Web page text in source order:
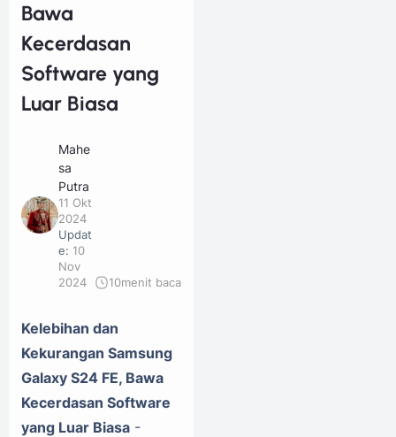
Bawa
Kecerdasan
Software yang
Luar Biasa
Mahe
sa
Putra
11 Okt
2024
Updat
e: 10
Nov
2024
10menit baca
Kelebihan dan
Kekurangan Samsung
Galaxy S24 FE, Bawa
Kecerdasan Software
yang Luar Biasa -